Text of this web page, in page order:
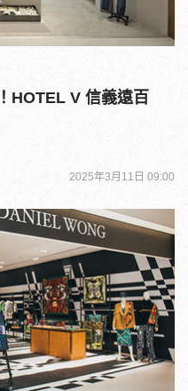
HOTEL V 信義遠百
2025年3月11日 09:00